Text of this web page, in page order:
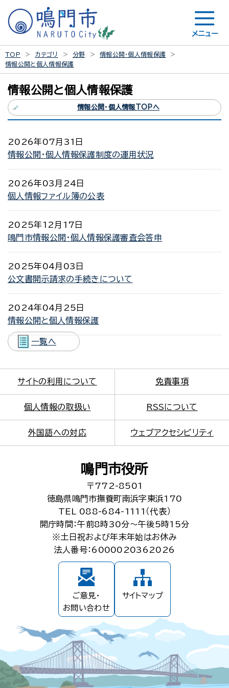
メニュー
TOP カテゴリ 分野
情報公開・個人情報保護
情報公開と個人情報保護
情報公開と個人情報保護
情報公開・個人情報TOPへ
2026年07月31日
情報公開・個人情報保護制度の運用状況
2026年03月24日
個人情報ファイル簿の公表
2025年12月17日
鳴門市情報公開・個人情報保護審査会答申
2025年04月03日
公文書開示請求の手続きについて
2024年04月25日
情報公開と個人情報保護
一覧へ
サイトの利用について 免責事項
個人情報の取扱い RSSについて
外国語への対応 ウェブアクセシビリティ
鳴門市役所
〒772-8501
徳島県鳴門市撫養町南浜字東浜170
TEL 088-684-1111（代表）
開庁時間：午前8時30分～午後5時15分
※土日祝および年末年始はお休み
法人番号：6000020362026
ご意見・
お問い合わせ
サイトマップ